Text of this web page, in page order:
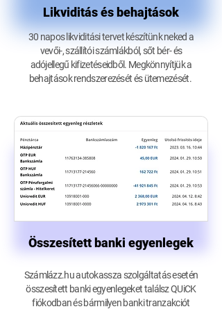
Likviditás és behajtások
30 napos likviditási tervet készítünk neked a
vevői-, szállítói számlákból, sőt bér- és
adójellegű kifizetéseidből. Megkönnyítjük a
behajtások rendszerezését és ütemezését.
Összesített banki egyenlegek
Számlázz.hu autokassza szolgáltatás esetén
összesített banki egyenlegeket találsz QUiCK
fiókodban és bármilyen banki tranzakciót